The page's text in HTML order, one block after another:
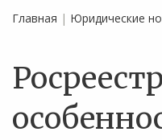
Главная | Юридические